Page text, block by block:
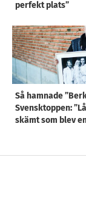
perfekt plats”
Så hamnade
Svensktoppen:
skämt som blev